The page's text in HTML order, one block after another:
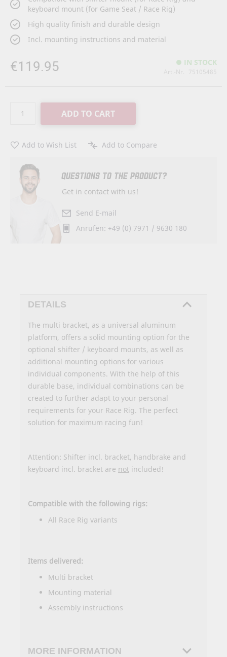
keyboard mount (for Game Seat / Race Rig)
High quality finish and durable design
Incl. mounting instructions and material
€119.95 IN STOCK
Art.-Nr. 75105485
ADD TO CART
Add to Wish List Add to Compare
QUESTIONS TO THE PRODUCT?
Get in contact with us!
Send E-mail
Anrufen: +49 (0) 7971 / 9630 180
DETAILS
The multi bracket, as a universal aluminum
platform, offers a solid mounting option for the
optional shifter / keyboard mounts, as well as
additional mounting options for various
individual components. With the help of this
durable base, individual combinations can be
created to further adapt to your personal
requirements for your Race Rig. The perfect
solution for maximum racing fun!
Attention: Shifter incl. bracket, handbrake and
keyboard incl. bracket are not included!
Compatible with the following rigs:
All Race Rig variants
Items delivered:
Multi bracket
Mounting material
Assembly instructions
MORE INFORMATION